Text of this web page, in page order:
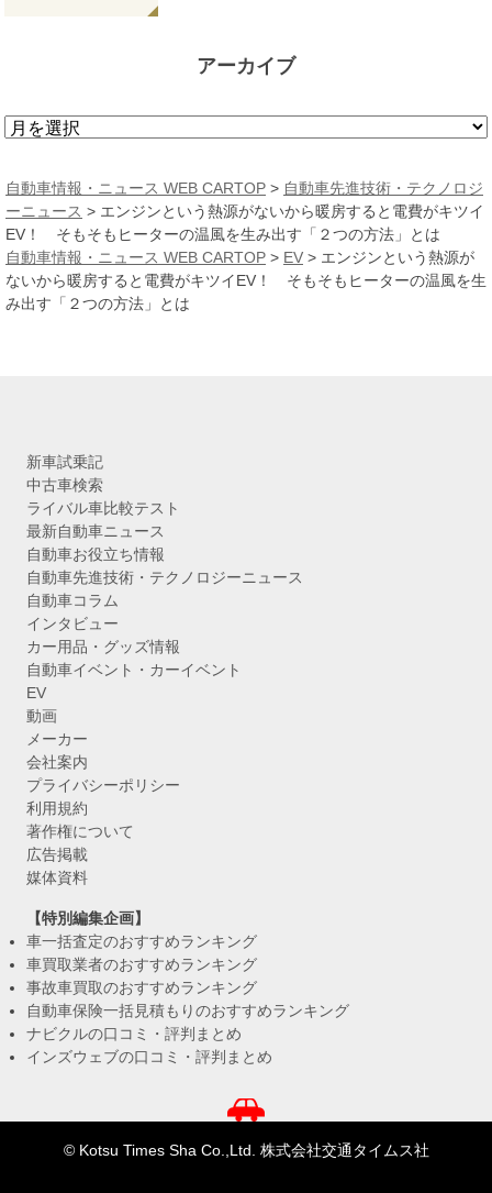
アーカイブ
ア
カ
イ
ブ
自動車情報・ニュース WEB CARTOP > 自動車先進技術・テクノロジ
ーニュース > エンジンという熱源がないから暖房すると電費がキツイ
EV！ そもそもヒーターの温風を生み出す「２つの方法」とは
自動車情報・ニュース WEB CARTOP > EV > エンジンという熱源が
ないから暖房すると電費がキツイEV！ そもそもヒーターの温風を生
み出す「２つの方法」とは
新車試乗記
中古車検索
ライバル車比較テスト
最新自動車ニュース
自動車お役立ち情報
自動車先進技術・テクノロジーニュース
自動車コラム
インタビュー
カー用品・グッズ情報
自動車イベント・カーイベント
EV
動画
メーカー
会社案内
プライバシーポリシー
利用規約
著作権について
広告掲載
媒体資料
【特別編集企画】
車一括査定のおすすめランキング
車買取業者のおすすめランキング
事故車買取のおすすめランキング
自動車保険一括見積もりのおすすめランキング
ナビクルの口コミ・評判まとめ
インズウェブの口コミ・評判まとめ
© Kotsu Times Sha Co.,Ltd. 株式会社交通タイムス社